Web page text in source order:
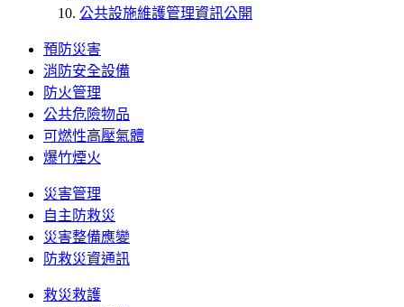
公共設施維護管理資訊公開
預防災害
消防安全設備
防火管理
公共危險物品
可燃性高壓氣體
爆竹煙火
災害管理
自主防救災
災害整備應變
防救災資通訊
救災救護